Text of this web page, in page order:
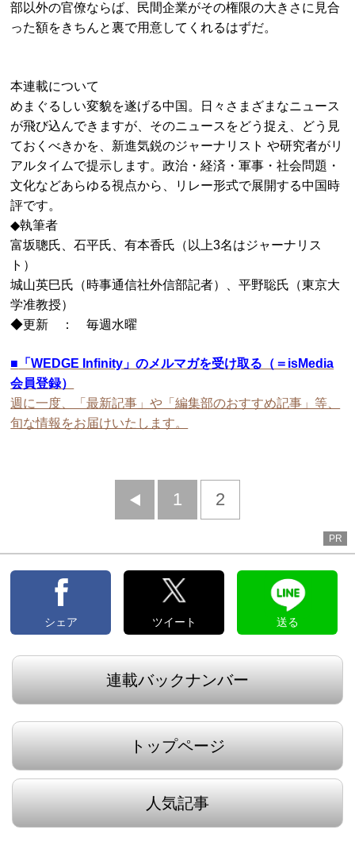
部以外の官僚ならば、民間企業がその権限の大きさに見合
った額をきちんと裏で用意してくれるはずだ。
本連載について
めまぐるしい変貌を遂げる中国。日々さまざまなニュース
が飛び込んできますが、そのニュースをどう捉え、どう見
ておくべきかを、新進気鋭のジャーナリスト や研究者がリ
アルタイムで提示します。政治・経済・軍事・社会問題・
文化などあらゆる視点から、リレー形式で展開する中国時
評です。
◆執筆者
富坂聰氏、石平氏、有本香氏（以上3名はジャーナリス
ト）
城山英巳氏（時事通信社外信部記者）、平野聡氏（東京大
学准教授）
◆更新 ： 毎週水曜
■ 「WEDGE Infinity」のメルマガを受け取る（＝isMedia
会員登録）
週に一度、「最新記事」や「編集部のおすすめ記事」等、
旬な情報をお届けいたします。
前
1 2
PR
シェア ツイート 送る
連載バックナンバー
トップページ
人気記事